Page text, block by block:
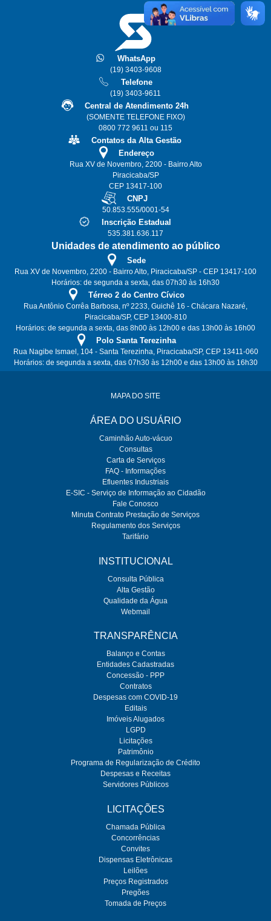
WhatsApp
(19) 3403-9608
Telefone
(19) 3403-9611
Central de Atendimento 24h
(SOMENTE TELEFONE FIXO)
0800 772 9611 ou 115
Contatos da Alta Gestão
Endereço
Rua XV de Novembro, 2200 - Bairro Alto
Piracicaba/SP
CEP 13417-100
CNPJ
50.853.555/0001-54
Inscrição Estadual
535.381.636.117
Unidades de atendimento ao público
Sede
Rua XV de Novembro, 2200 - Bairro Alto, Piracicaba/SP - CEP 13417-100
Horários: de segunda a sexta, das 07h30 às 16h30
Térreo 2 do Centro Cívico
Rua Antônio Corrêa Barbosa, nº 2233, Guichê 16 - Chácara Nazaré,
Piracicaba/SP, CEP 13400-810
Horários: de segunda a sexta, das 8h00 às 12h00 e das 13h00 às 16h00
Polo Santa Terezinha
Rua Nagibe Ismael, 104 - Santa Terezinha, Piracicaba/SP, CEP 13411-060
Horários: de segunda a sexta, das 07h30 às 12h00 e das 13h00 às 16h30
MAPA DO SITE
ÁREA DO USUÁRIO
Caminhão Auto-vácuo
Consultas
Carta de Serviços
FAQ - Informações
Efluentes Industriais
E-SIC - Serviço de Informação ao Cidadão
Fale Conosco
Minuta Contrato Prestação de Serviços
Regulamento dos Serviços
Tarifário
INSTITUCIONAL
Consulta Pública
Alta Gestão
Qualidade da Água
Webmail
TRANSPARÊNCIA
Balanço e Contas
Entidades Cadastradas
Concessão - PPP
Contratos
Despesas com COVID-19
Editais
Imóveis Alugados
LGPD
Licitações
Patrimônio
Programa de Regularização de Crédito
Despesas e Receitas
Servidores Públicos
LICITAÇÕES
Chamada Pública
Concorrências
Convites
Dispensas Eletrônicas
Leilões
Preços Registrados
Pregões
Tomada de Preços